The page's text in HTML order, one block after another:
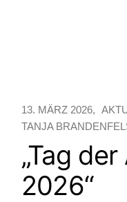
13. MÄRZ 2026
TANJA
„Tag
2026“